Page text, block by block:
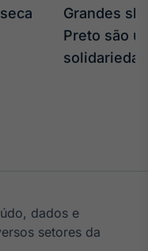
Grandes
Preto são
dados e
setores da